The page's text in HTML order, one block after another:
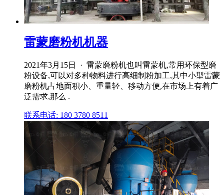
雷蒙磨粉机机器
2021年3月15日 · 雷蒙磨粉机也叫雷蒙机,常用环保型磨
粉设备,可以对多种物料进行高细制粉加工,其中小型雷蒙
磨粉机占地面积小、重量轻、移动方便,在市场上有着广
泛需求,那么 .
联系电话: 180 3780 8511